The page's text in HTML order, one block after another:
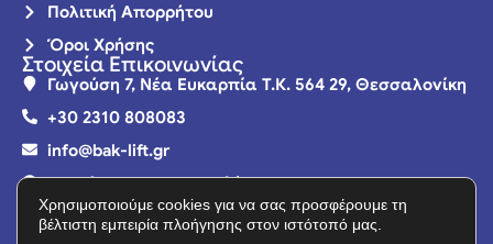
Πολιτική Απορρήτου
Όροι Χρήσης
Στοιχεία Επικοινωνίας
Γωγούση 7, Νέα Ευκαρπία Τ.Κ. 564 29, Θεσσαλονίκη
+30 2310 808083
info@bak-lift.gr
Δευτέρα – Παρασκευή | 08:00 – 16:00
Χρησιμοποιούμε cookies για να σας προσφέρουμε τη
βέλτιστη εμπειρία πλοήγησης στον ιστότοπό μας.